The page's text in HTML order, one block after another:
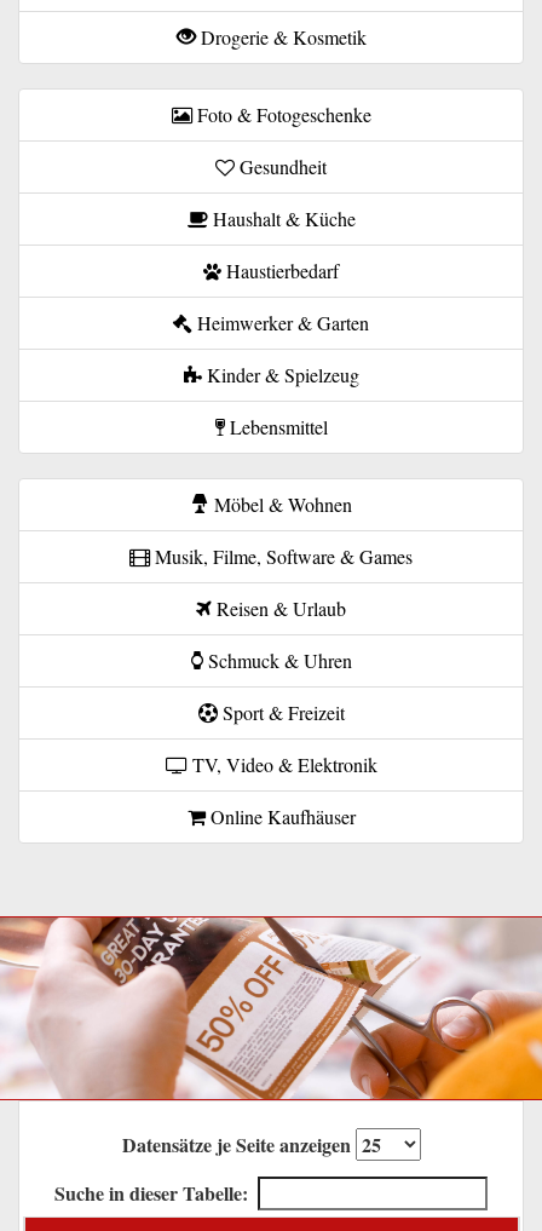
Drogerie & Kosmetik
Foto & Fotogeschenke
Gesundheit
Haushalt & Küche
Haustierbedarf
Heimwerker & Garten
Kinder & Spielzeug
Lebensmittel
Möbel & Wohnen
Musik, Filme, Software & Games
Reisen & Urlaub
Schmuck & Uhren
Sport & Freizeit
TV, Video & Elektronik
Online Kaufhäuser
Datensätze je Seite anzeigen
Suche in dieser Tabelle: